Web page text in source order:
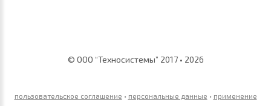
© ООО “Техносистемы” 2017 • 2026
пользовательское соглашение • персональные данные • применение